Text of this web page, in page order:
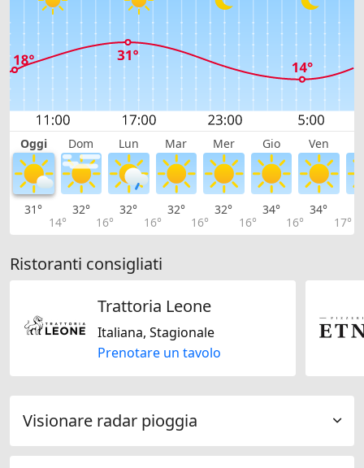
Oggi Dom Lun Mar Mer Gio Ven
31°
14°
32°
16°
32°
16°
32°
16°
32°
16°
34°
16°
34°
17°
Ristoranti consigliati
Trattoria Leone
Italiana, Stagionale
Prenotare un tavolo
Visionare radar pioggia